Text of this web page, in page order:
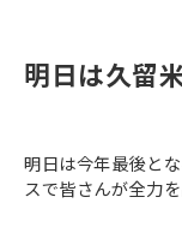
明日は久留
明日は今年最後と
スで皆さんが全力